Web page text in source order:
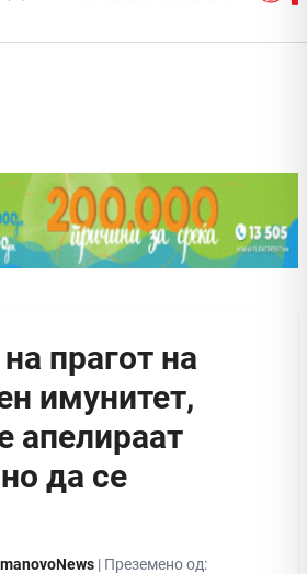
на прагот на
имунитет,
апелираат
да се
| Преземено од: